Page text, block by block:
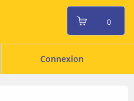
Connexion
0